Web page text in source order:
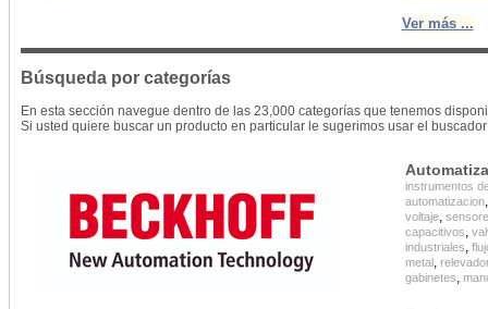
Ver más ...
Búsqueda por categorías
En esta sección navegue dentro de las 23,000 categorías que tenemos
Si usted quiere buscar un producto en particular le sugerimos usar el
instrumentos
automatizacion
voltaje,
capacitivos,
industriales,
metal,
gabinetes,